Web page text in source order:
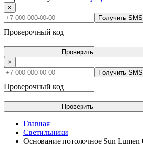
×
Получить SMS
Проверочный код
Проверить
×
Получить SMS
Проверочный код
Проверить
Главная
Светильники
Основание потолочное Sun Lumen